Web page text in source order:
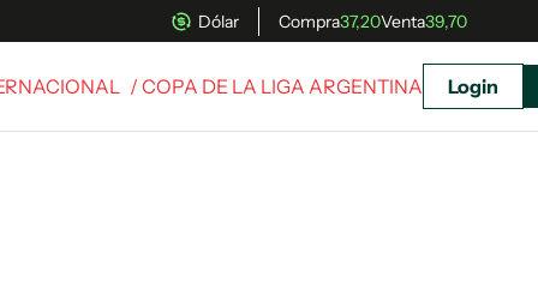
Dólar Compra37,20Venta39,70
/ COPA DE LA LIGA ARGENTINA Login